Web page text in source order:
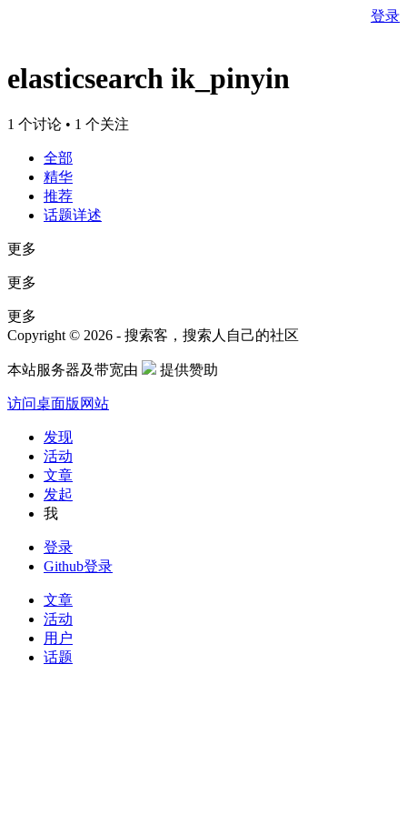
登录
elasticsearch ik_pinyin
1 个讨论 • 1 个关注
全部
精华
推荐
话题详述
更多
更多
更多
Copyright © 2026 - 搜索客，搜索人自己的社区
本站服务器及带宽由 提供赞助
访问桌面版网站
发现
活动
文章
发起
我
登录
Github登录
文章
活动
用户
话题